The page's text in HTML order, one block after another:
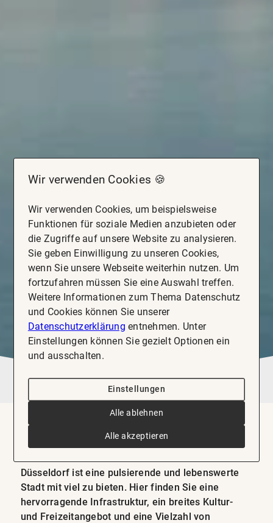
IMMOBILIE KAUFEN & VERKAUFEN IN DÜSSELDORF
Düsseldorf ist eine pulsierende und lebenswerte
Stadt mit viel zu bieten. Hier finden Sie eine
hervorragende Infrastruktur, ein breites Kultur-
und Freizeitangebot und eine Vielzahl von
Wir verwenden Cookies 🍪
Wir verwenden Cookies, um beispielsweise
Funktionen für soziale Medien anzubieten oder
die Zugriffe auf unsere Website zu analysieren.
Sie geben Einwilligung zu unseren Cookies,
wenn Sie unsere Webseite weiterhin nutzen. Um
fortzufahren müssen Sie eine Auswahl treffen.
Weitere Informationen zum Thema Datenschutz
und Cookies können Sie unserer
Datenschutzerklärung entnehmen. Unter
Einstellungen können Sie gezielt Optionen ein
und ausschalten.
Einstellungen
Alle ablehnen
Alle akzeptieren